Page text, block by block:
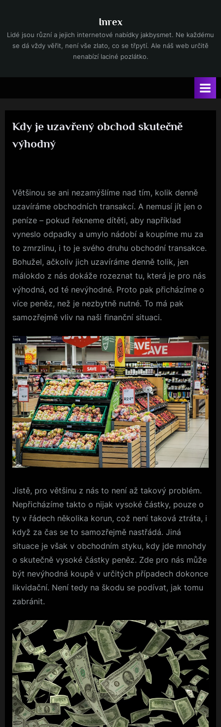
content
Inrex
Lidé jsou různí a jejich internetové nabídky jakbysmet. Ne každému
se dá vždy věřit, není vše zlato, co se třpytí. Ale náš web určitě
nenabízí laciné pozlátko.
Kdy je uzavřený obchod skutečně
výhodný
Většinou se ani nezamýšlíme nad tím, kolik denně
uzavíráme obchodních transakcí. A nemusí jít jen o
peníze – pokud řekneme dítěti, aby například
vyneslo odpadky a umylo nádobí a koupíme mu za
to zmrzlinu, i to je svého druhu obchodní transakce.
Bohužel, ačkoliv jich uzavíráme denně tolik, jen
málokdo z nás dokáže rozeznat tu, která je pro nás
výhodná, od té nevýhodné. Proto pak přicházíme o
více peněz, než je nezbytně nutné. To má pak
samozřejmě vliv na naši finanční situaci.
Jistě, pro většinu z nás to není až takový problém.
Nepřicházíme takto o nijak vysoké částky, pouze o
ty v řádech několika korun, což není taková ztráta, i
když za čas se to samozřejmě nastřádá. Jiná
situace je však v obchodním styku, kdy jde mnohdy
o skutečně vysoké částky peněz. Zde pro nás může
být nevýhodná koupě v určitých případech dokonce
likvidační. Není tedy na škodu se podívat, jak tomu
zabránit.